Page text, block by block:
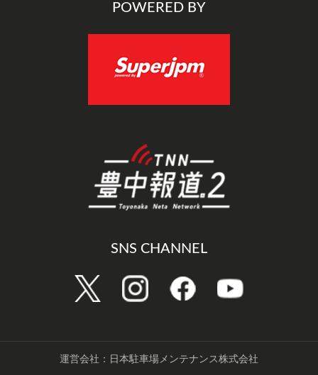
POWERED BY
SNS CHANNEL
運営会社：日本駐車場メンテナンス株式会社